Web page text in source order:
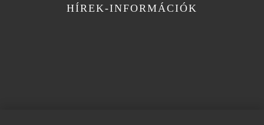
HÍREK-INFORMÁCIÓK